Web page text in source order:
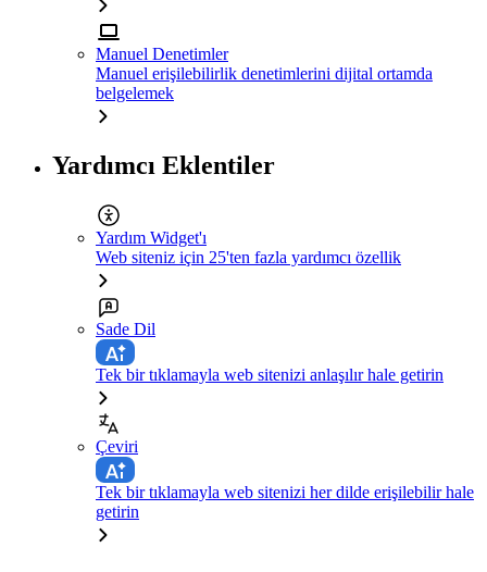
Manuel Denetimler
Manuel erişilebilirlik denetimlerini dijital ortamda
belgelemek
Yardımcı Eklentiler
Yardım Widget'ı
Web siteniz için 25'ten fazla yardımcı özellik
Sade Dil
Tek bir tıklamayla web sitenizi anlaşılır hale getirin
Çeviri
Tek bir tıklamayla web sitenizi her dilde erişilebilir hale
getirin